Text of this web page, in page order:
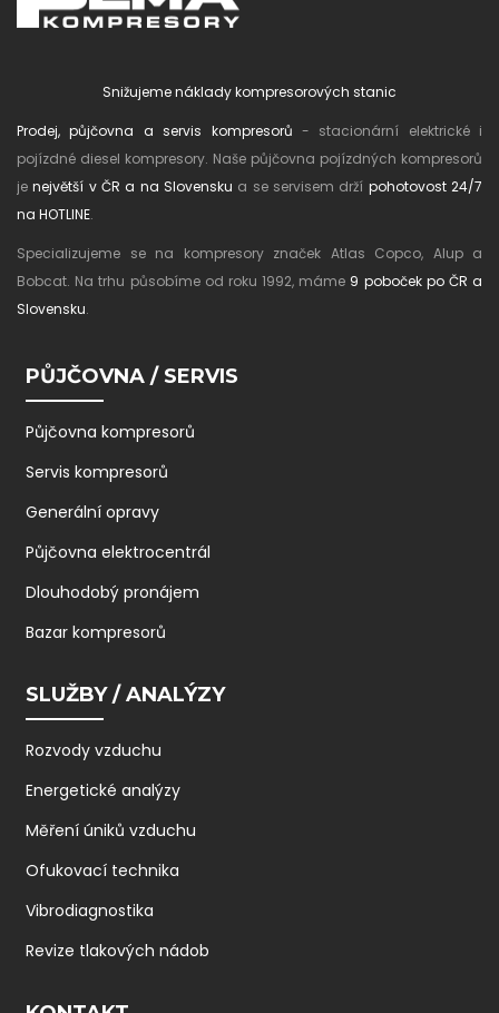
Snižujeme náklady kompresorových stanic
Prodej, půjčovna a servis kompresorů - stacionární elektrické i
pojízdné diesel kompresory. Naše půjčovna pojízdných kompresorů
jenejvětší v ČR a na Slovensku a se servisem drží pohotovost 24/7
na HOTLINE.
Specializujeme se na kompresory značek Atlas Copco, Alup a
Bobcat. Na trhu působíme od roku 1992, máme 9 poboček po ČR a
Slovensku.
PŮJČOVNA / SERVIS
Půjčovna kompresorů
Servis kompresorů
Generální opravy
Půjčovna elektrocentrál
Dlouhodobý pronájem
Bazar kompresorů
SLUŽBY / ANALÝZY
Rozvody vzduchu
Energetické analýzy
Měření úniků vzduchu
Ofukovací technika
Vibrodiagnostika
Revize tlakových nádob